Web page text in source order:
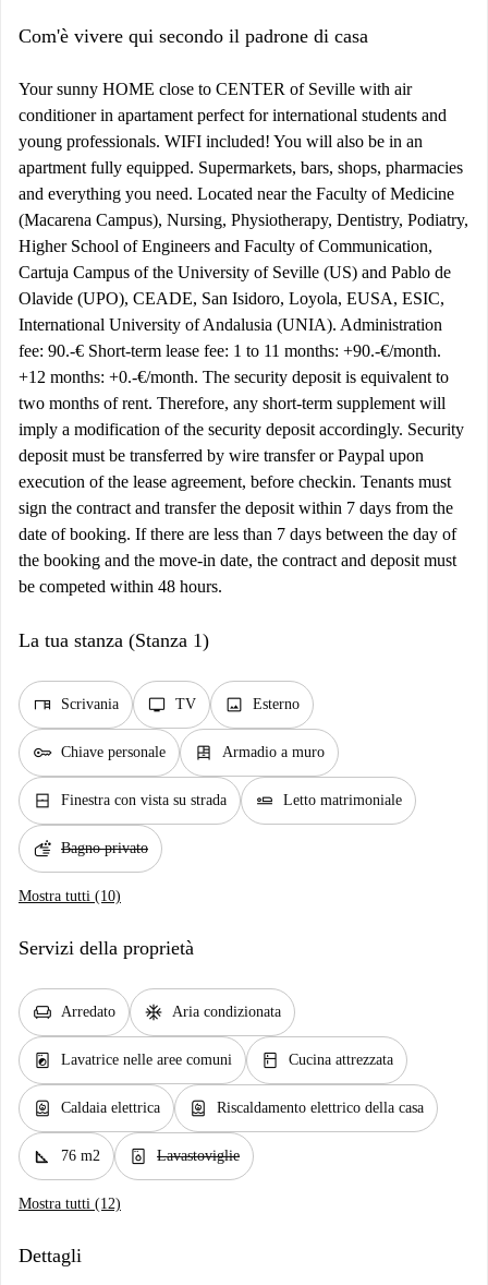
Com'è vivere qui secondo il padrone di casa
Your sunny HOME close to CENTER of Seville with air
conditioner in apartament perfect for international students and
young professionals. WIFI included! You will also be in an
apartment fully equipped. Supermarkets, bars, shops, pharmacies
and everything you need. Located near the Faculty of Medicine
(Macarena Campus), Nursing, Physiotherapy, Dentistry, Podiatry,
Higher School of Engineers and Faculty of Communication,
Cartuja Campus of the University of Seville (US) and Pablo de
Olavide (UPO), CEADE, San Isidoro, Loyola, EUSA, ESIC,
International University of Andalusia (UNIA). Administration
fee: 90.-€ Short-term lease fee: 1 to 11 months: +90.-€/month.
+12 months: +0.-€/month. The security deposit is equivalent to
two months of rent. Therefore, any short-term supplement will
imply a modification of the security deposit accordingly. Security
deposit must be transferred by wire transfer or Paypal upon
execution of the lease agreement, before checkin. Tenants must
sign the contract and transfer the deposit within 7 days from the
date of booking. If there are less than 7 days between the day of
the booking and the move-in date, the contract and deposit must
be competed within 48 hours.
La tua stanza (Stanza 1)
desk Scrivania tv TV image Esterno
key Chiave personale dresser Armadio a muro
window_closed Finestra con vista su strada airline_seat_flat Letto matrimoniale
soap Bagno privato
Mostra tutti (10)
Servizi della proprietà
chair Arredato ac_unit Aria condizionata
local_laundry_service Lavatrice nelle aree comuni kitchen Cucina attrezzata
water_heater Caldaia elettrica water_heater Riscaldamento elettrico della casa
square_foot 76 m2 dishwasher_gen Lavastoviglie
Mostra tutti (12)
Dettagli